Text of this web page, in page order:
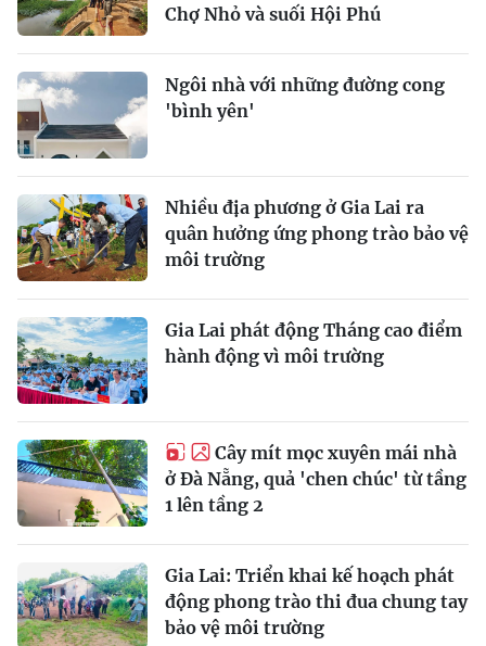
Chợ Nhỏ và suối Hội Phú
Ngôi nhà với những đường cong
'bình yên'
Nhiều địa phương ở Gia Lai ra
quân hưởng ứng phong trào bảo vệ
môi trường
Gia Lai phát động Tháng cao điểm
hành động vì môi trường
Cây mít mọc xuyên mái nhà
ở Đà Nẵng, quả 'chen chúc' từ tầng
1 lên tầng 2
Gia Lai: Triển khai kế hoạch phát
động phong trào thi đua chung tay
bảo vệ môi trường